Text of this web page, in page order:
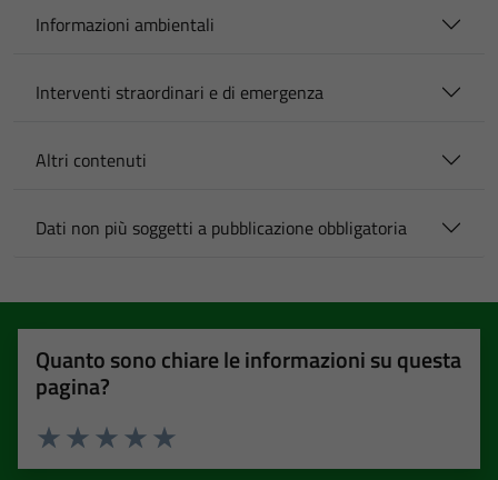
Informazioni ambientali
Interventi straordinari e di emergenza
Altri contenuti
Dati non più soggetti a pubblicazione obbligatoria
Quanto sono chiare le informazioni su questa
pagina?
Valuta 5 stelle su 5
Valuta 4 stelle su 5
Valuta 3 stelle su 5
Valuta 2 stelle su 5
Valuta 1 stelle su 5